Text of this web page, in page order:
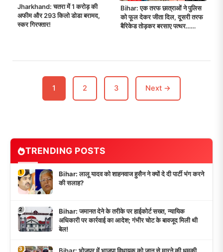
Jharkhand: चतरा में 1 करोड़ की
अफीम और 293 किलो डोडा बरामद,
स्कर गिरफ्तार!
Bihar: एक तरफ छात्राओं ने पुलिस
को फूल देकर जीता दिल, दूसरी तरफ
बैरिकेड तोड़कर बरसाए पत्थर…
1 2 3 Next →
TRENDING POSTS
1
Bihar: लालू यादव को शाहनवाज हुसैन ने क्यों दे दी पार्टी भंग करने
की सलाह?
2
Bihar: जमानत देने के तरीके पर हाईकोर्ट सख्त, न्यायिक
अधिकारी पर कार्रवाई का आदेश; गंभीर चोट के बावजूद मिली थी
बेल!
3